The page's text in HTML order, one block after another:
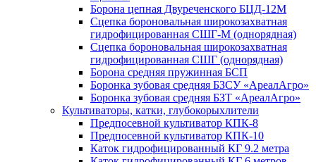
Борона цепная Двуреченского БЦД-12М
Сцепка бороновальная широкозахватная
гидрофицированная СШГ-М (однорядная)
Сцепка бороновальная широкозахватная
гидрофицированная СШГ (однорядная)
Борона средняя пружинная БСП
Боронка зубовая средняя БЗСУ «АреалАгро»
Боронка зубовая средняя БЗТ «АреалАгро»
Культиваторы, катки, глубокорыхлители
Предпосевной культиватор КПК-8
Предпосевной культиватор КПК-10
Каток гидрофицированный КГ 9.2 метра